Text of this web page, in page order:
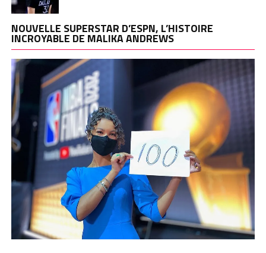
NOUVELLE SUPERSTAR D’ESPN, L’HISTOIRE
INCROYABLE DE MALIKA ANDREWS